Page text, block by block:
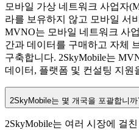
모바일 가상 네트워크 사업자
라를 보유하지 않고 모바일 서
MVNO는 모바일 네트워크 사
간과 데이터를 구매하고 자체
구축합니다. 2SkyMobile는
데이터, 플랫폼 및 컨설팅 지원
2SkyMobile는 몇 개국을 포괄합니까
2SkyMobile는 여러 시장에 걸